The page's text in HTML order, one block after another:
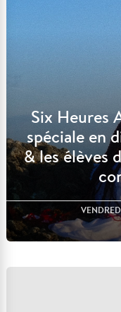
Six Heures
spéciale en
& les élèves